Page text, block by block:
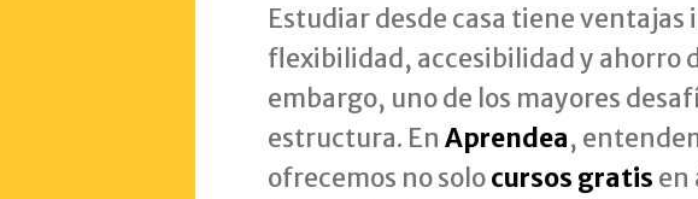
Estudiar desde casa tiene ventajas
flexibilidad, accesibilidad y ahorro
embargo, uno de los mayores
estructura. En Aprendea,
ofrecemos no solocursos gratis en